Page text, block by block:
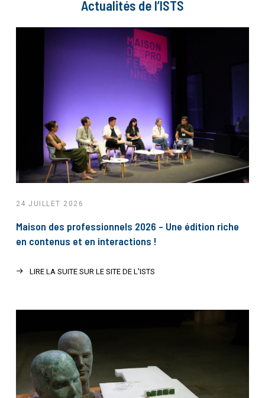
Actualités de l’ISTS
24 JUILLET 2026
Maison des professionnels 2026 – Une édition riche
en contenus et en interactions !
LIRE LA SUITE SUR LE SITE DE L'ISTS